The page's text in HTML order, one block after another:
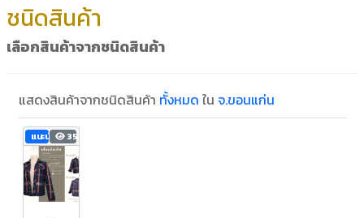
ชนิดสินค้า
เลือกสินค้าจากชนิดสินค้า
แสดงสินค้าจากชนิดสินค้า ทั้งหมด ใน จ.ขอนแก่น
แนะนำ 352